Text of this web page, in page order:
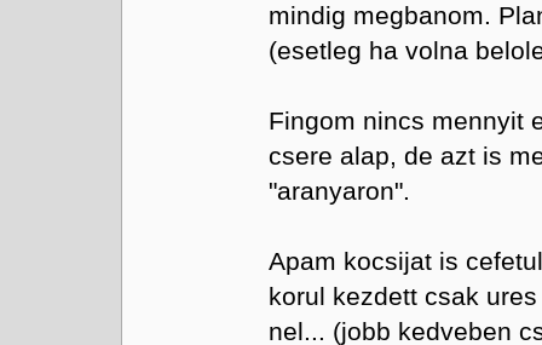
mindig megbanom.
(esetleg ha volna
Fingom nincs mennyit
csere alap, de azt is
"aranyaron".
Apam kocsijat is
korul kezdett csak
nel... (jobb kedveben